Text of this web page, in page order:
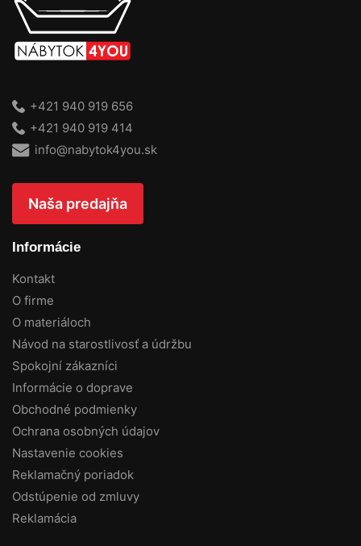
+421 940 919 656
+421 940 919 414
info@nabytok4you.sk
Naša predajňa
Informácie
Kontakt
O firme
O materiáloch
Návod na starostlivosť a údržbu
Spokojní zákazníci
Informácie o doprave
Obchodné podmienky
Ochrana osobných údajov
Nastavenie cookies
Reklamačný poriadok
Odstúpenie od zmluvy
Reklamácia